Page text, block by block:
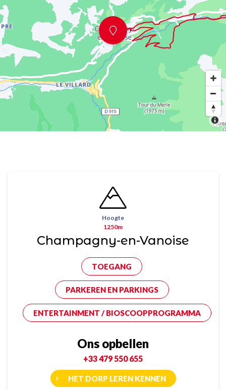
Hoogte
1250m
Champagny-en-Vanoise
TOEGANG
PARKEREN EN PARKINGS
ENTERTAINMENT / BIOSCOOPPROGRAMMA
Ons opbellen
+33 479 550 655
HET DORP LEREN KENNEN